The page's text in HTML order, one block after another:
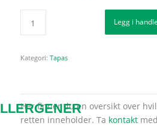
Legg i
Kategori: Tapas
Her finner du en oversikt over
retten inneholder. Ta kontakt